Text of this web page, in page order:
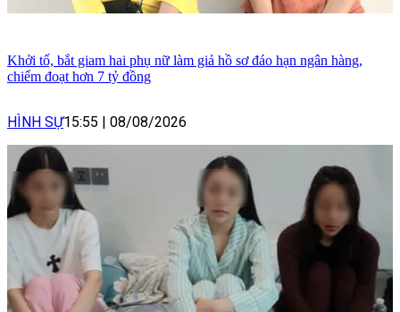
Khởi tố, bắt giam hai phụ nữ làm giả hồ sơ đáo hạn ngân hàng,
chiếm đoạt hơn 7 tỷ đồng
HÌNH SỰ15:55 08/08/2026